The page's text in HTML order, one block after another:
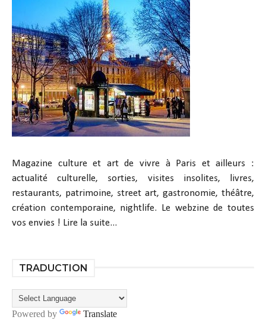
Magazine culture et art de vivre à Paris et ailleurs :
actualité culturelle, sorties, visites insolites, livres,
restaurants, patrimoine, street art, gastronomie, théâtre,
création contemporaine, nightlife. Le webzine de toutes
vos envies ! Lire la suite...
TRADUCTION
Powered by Translate